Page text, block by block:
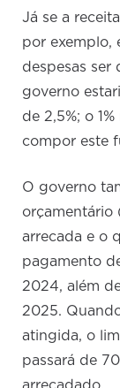
Já se a
por exemplo,
despesas ser
governo
de 2,5%; o
compor este
O governo
orçamentário
arrecada e o
pagamento
2024, além
2025.
atingida, o
passará de